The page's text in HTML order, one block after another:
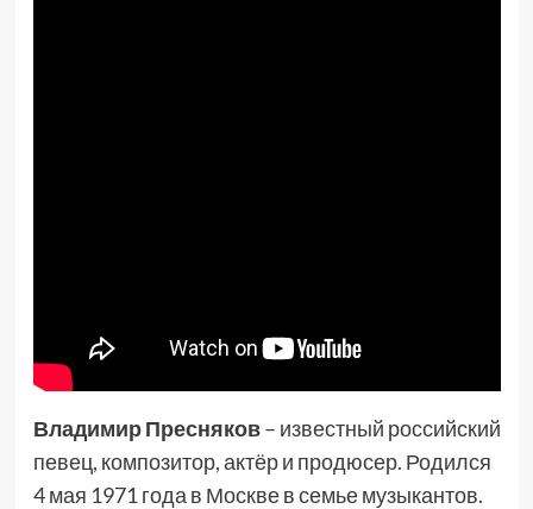
Владимир Пресняков– известный российский
певец, композитор, актёр и продюсер. Родился
4 мая 1971 года в Москве в семье музыкантов.